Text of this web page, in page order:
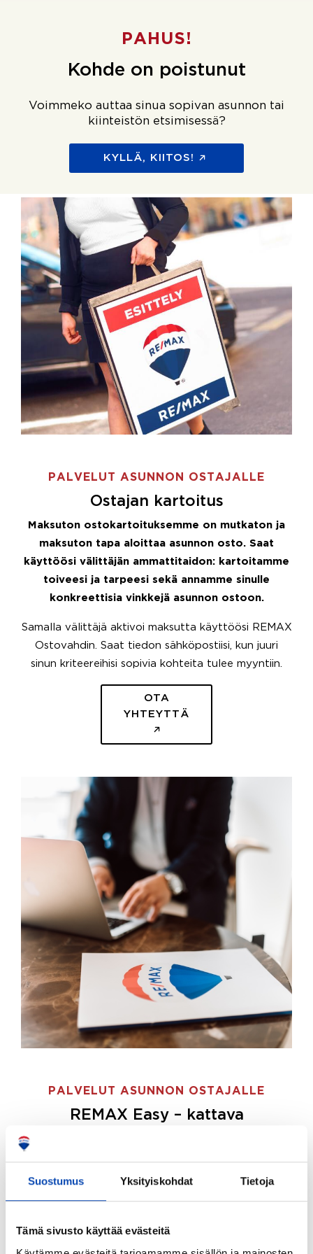
Suostumus Yksityiskohdat Tietoja
Tämä sivusto käyttää evästeitä
PAHUS!
Kohde on poistunut
Voimmeko auttaa sinua sopivan asunnon tai
kiinteistön etsimisessä?
KYLLÄ, KIITOS!
PALVELUT ASUNNON OSTAJALLE
Ostajan kartoitus
Maksuton ostokartoituksemme on mutkaton ja
maksuton tapa aloittaa asunnon osto. Saat
käyttöösi välittäjän ammattitaidon: kartoitamme
toiveesi ja tarpeesi sekä annamme sinulle
konkreettisia vinkkejä asunnon ostoon.
Samalla välittäjä aktivoi maksutta käyttöösi REMAX
Ostovahdin. Saat tiedon sähköpostiisi, kun juuri
sinun kriteereihisi sopivia kohteita tulee myyntiin.
OTA
YHTEYTTÄ
PALVELUT ASUNNON OSTAJALLE
REMAX Easy – kattava
ostajille.
Tee ostotoimeksianto ja etsimme juuri